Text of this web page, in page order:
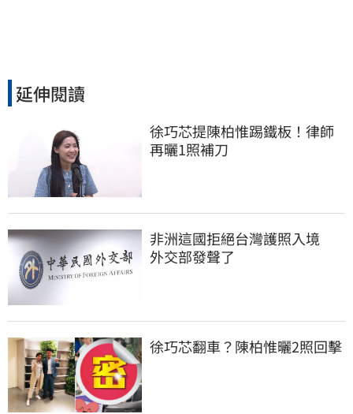
延伸閱讀
徐巧芯提陳柏惟踢鐵板！律師
再曬1照補刀
非洲這國拒絕台灣護照入境
外交部發聲了
徐巧芯翻車？陳柏惟曬2照回擊